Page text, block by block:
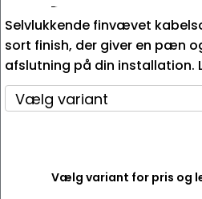
Selvlukkende finvævet
sort finish, der giver en pæn
afslutning på din installation.
Vælg variant for pris og